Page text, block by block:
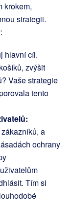
krokem,
strategii.
hlavní cíl.
zvýšit
Vaše strategie
tento
a
ochrany
Tím si